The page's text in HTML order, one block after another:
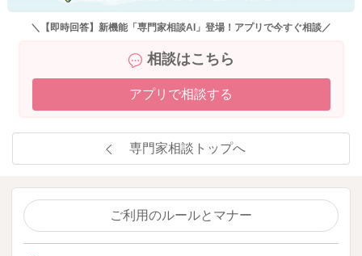
＼【即時回答】新機能「専門家相談AI」登場！アプリで今すぐ相談／
相談はこちら
アプリで相談する
専門家相談トップへ
ご利用のルールとマナー